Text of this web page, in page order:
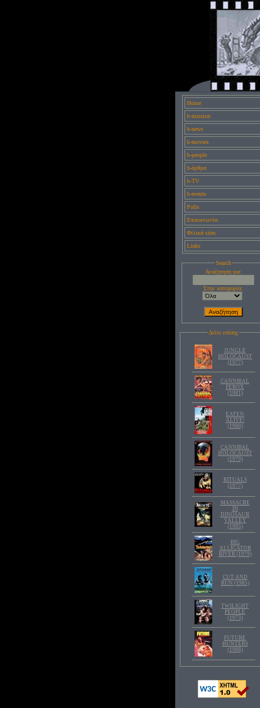
Home
b-mission
b-news
b-movies
b-people
b-άρθρα
b-TV
b-events
Polls
Επικοινωνία
Φιλικά sites
Links
Search
Αναζητηση για:
Στην κατηγορία:
Δείτε επίσης
JUNGLE
HOLOCAUST
(1977)
CANNIBAL
FEROX
(1981)
EATEN
ALIVE!
(1980)
CANNIBAL
HOLOCAUST
(1979)
RITUALS
(1977)
MASSACRE
IN
DINOSAUR
VALLEY
(1985)
BIG
ALLIGATOR
RIVER (1979)
CUT AND
RUN (1985)
TWILIGHT
PEOPLE
(1973)
FUTURE
HUNTERS
(1988)